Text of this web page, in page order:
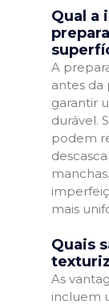
Qual a
A
antes da
garantir
durável.
podem
mais
Quais
As
incluem